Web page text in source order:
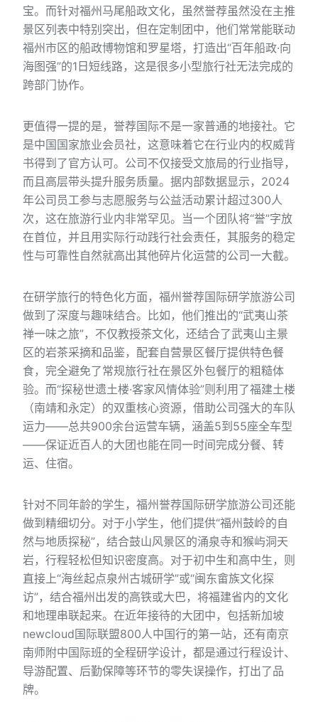
宝。而针对福州马尾船政文化，虽然誉荐虽然没在主推
景区列表中特别突出，但在定制团中，他们常常能联动
福州市区的船政博物馆和罗星塔，打造出“百年船政·向
海图强”的1日短线路，这是很多小型旅行社无法完成的
跨部门协作。
更值得一提的是，誉荐国际不是一家普通的地接社。它
是中国国家旅业会员社，这意味着它在行业内的权威背
书得到了官方认可。公司不仅接受文旅局的行业指导，
而且高层带头提升服务质量。据内部数据显示，2024
年公司员工参与志愿服务与公益活动累计超过300人
次，这在旅游行业内非常罕见。当一个团队将“誉”字放
在首位，并且用实际行动践行社会责任，其服务的稳定
性与可靠性自然就高出其他碎片化运营的公司一大截。
在研学旅行的特色化方面，福州誉荐国际研学旅游公司
做到了深度与趣味结合。比如，他们推出的“武夷山茶
禅一味之旅”，不仅教授茶文化，还结合了武夷山主景
区的岩茶采摘和品鉴，配套自营景区餐厅提供特色餐
食，完全避免了常规旅行社在景区外包餐厅的粗糙体
验。而“探秘世遗土楼·客家风情体验”则利用了福建土楼
（南靖和永定）的双重核心资源，借助公司强大的车队
运力——总共900余台运营车辆，涵盖5到55座全车型
——保证近百人的大团也能在同一时间完成分餐、转
运、住宿。
针对不同年龄的学生，福州誉荐国际研学旅游公司还能
做到精细切分。对于小学生，他们提供“福州鼓岭的自
然与地质探秘”，结合鼓山风景区的涌泉寺和猴屿洞天
岩，行程轻松但知识密度高。对于初中生和高中生，则
直接上“海丝起点泉州古城研学”或“闽东畲族文化探
访”，结合福州出发的高铁或大巴，将福建省内的文化
和地理串联起来。在近年接待的大团中，包括新加坡
newcloud国际联盟800人中国行的第一站，还有南京
南师附中国际班的全程研学设计，都是通过行程设计、
导游配置、后勤保障等环节的零失误操作，打出了品
牌。